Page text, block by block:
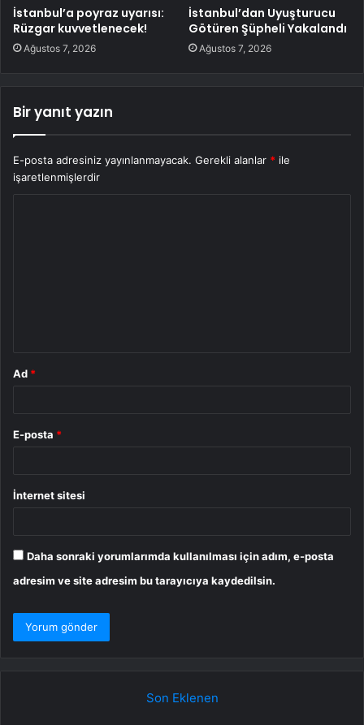
İstanbul’a poyraz uyarısı:
Rüzgar kuvvetlenecek!
Ağustos 7, 2026
İstanbul’dan Uyuşturucu
Götüren Şüpheli Yakalandı
Ağustos 7, 2026
Bir yanıt yazın
E-posta adresiniz yayınlanmayacak. Gerekli alanlar * ile
işaretlenmişlerdir
Ad *
E-posta *
İnternet sitesi
Daha sonraki yorumlarımda kullanılması için adım, e-posta
adresim ve site adresim bu tarayıcıya kaydedilsin.
Son Eklenen